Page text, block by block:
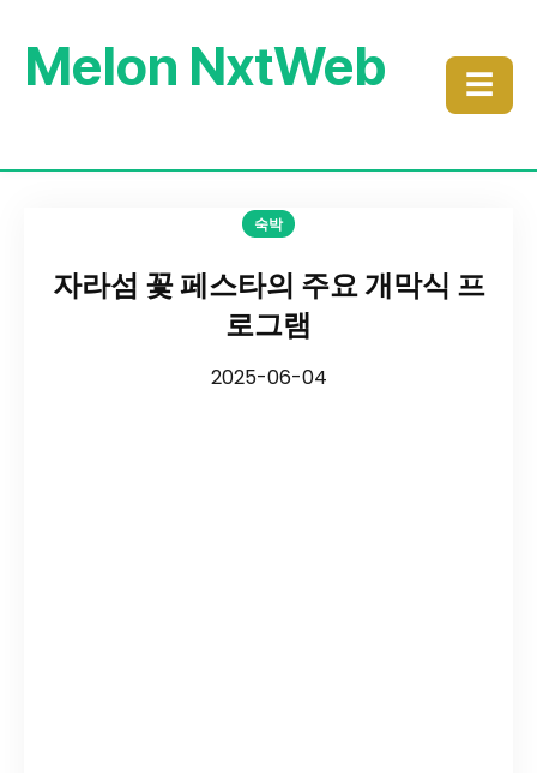
Melon NxtWeb ☰
숙박
자라섬 꽃 페스타의 주요 개막식 프
로그램
2025-06-04